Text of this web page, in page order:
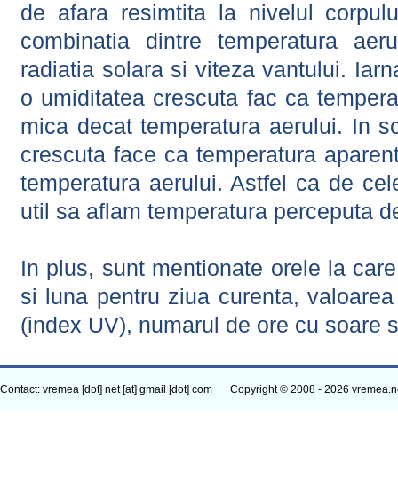
de afara resimtita la nivelul
combinatia dintre temperatura
radiatia solara si viteza vantului.
o umiditatea crescuta fac ca
mica decat temperatura aerului. In
crescuta face ca temperatura
temperatura aerului. Astfel ca de
util sa aflam temperatura perceputa
In plus, sunt mentionate orele la
si luna pentru ziua curenta,
(index UV), numarul de ore cu soare
Contact: vremea [dot] net [at] gmail [dot] com Copyright © 2008 - 2026